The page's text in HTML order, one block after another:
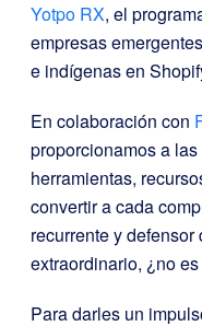
Yotpo RX, el
empresas
e indígenas en
En colaboración con
proporcionamos a
herramientas,
convertir a cada
recurrente y
extraordinario, ¿no
Para darles un